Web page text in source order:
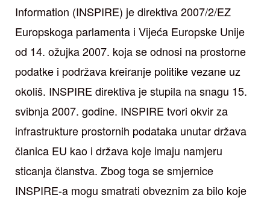
Information (INSPIRE) je direktiva 2007/2/EZ
Europskoga parlamenta i Vijeća Europske Unije
od 14. ožujka 2007. koja se odnosi na prostorne
podatke i podržava kreiranje politike vezane uz
okoliš. INSPIRE direktiva je stupila na snagu 15.
svibnja 2007. godine. INSPIRE tvori okvir za
infrastrukture prostornih podataka unutar država
članica EU kao i država koje imaju namjeru
sticanja članstva. Zbog toga se smjernice
INSPIRE-a mogu smatrati obveznim za bilo koje